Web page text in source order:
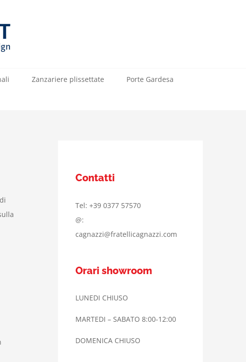
Zanzariere plissettate Porte Gardesa
Contatti
Tel: +39 0377 57570
@:
cagnazzi@fratellicagnazzi.com
Orari showroom
LUNEDI CHIUSO
MARTEDI – SABATO 8:00-12:00
DOMENICA CHIUSO